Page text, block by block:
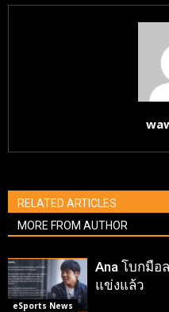
RELATED ARTICLES
MORE FROM AUTHOR
eSports News
Ana โบกมือ
แข่งแล้ว